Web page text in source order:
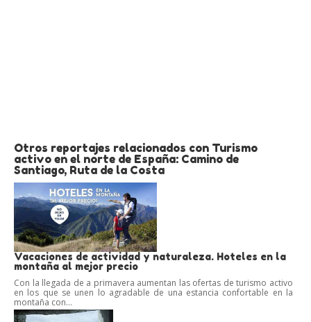
Otros reportajes relacionados con Turismo
activo en el norte de España: Camino de
Santiago, Ruta de la Costa
Vacaciones de actividad y naturaleza. Hoteles en la
montaña al mejor precio
Con la llegada de a primavera aumentan las ofertas de turismo activo
en los que se unen lo agradable de una estancia confortable en la
montaña con...